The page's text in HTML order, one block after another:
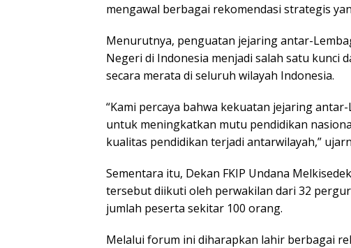
mengawal berbagai rekomendasi strategis
Menurutnya, penguatan jejaring antar-
Negeri di Indonesia menjadi salah satu kunci
secara merata di seluruh wilayah Indonesia.
“Kami percaya bahwa kekuatan jejaring
untuk meningkatkan mutu pendidikan
kualitas pendidikan terjadi antarwilayah,”
Sementara itu, Dekan FKIP Undana
tersebut diikuti oleh perwakilan dari 32
jumlah peserta sekitar 100 orang.
Melalui forum ini diharapkan lahir berbagai